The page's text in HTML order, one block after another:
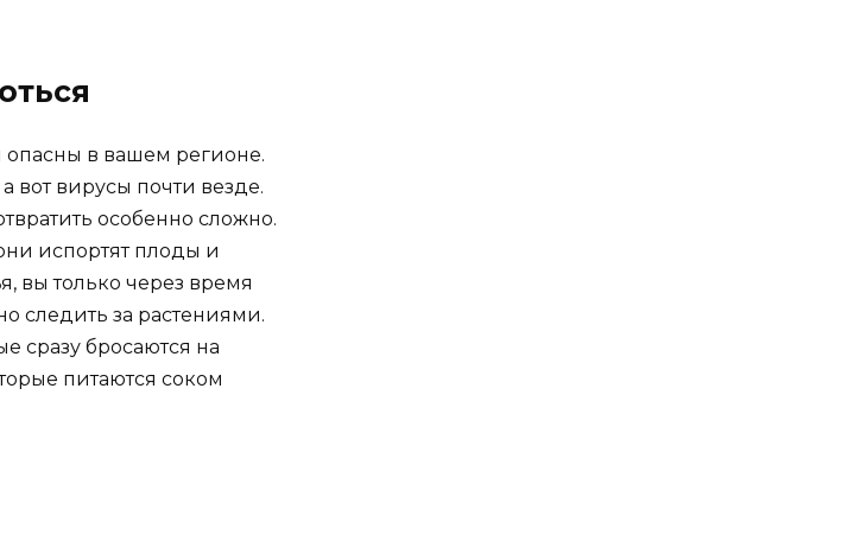
в вашем регионе.
вот вирусы почти везде.
особенно сложно.
испортят плоды и
вы только через время
следить за растениями.
сразу бросаются на
питаются соком